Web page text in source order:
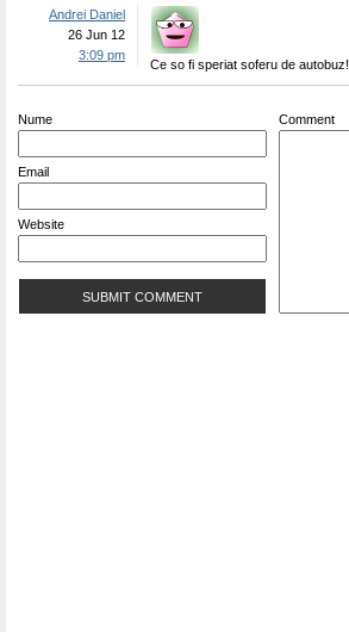
Andrei Daniel
26 Jun 12
3:09 pm
Ce so fi speriat soferu de autobuz!
Nume
Email
Website
Comment